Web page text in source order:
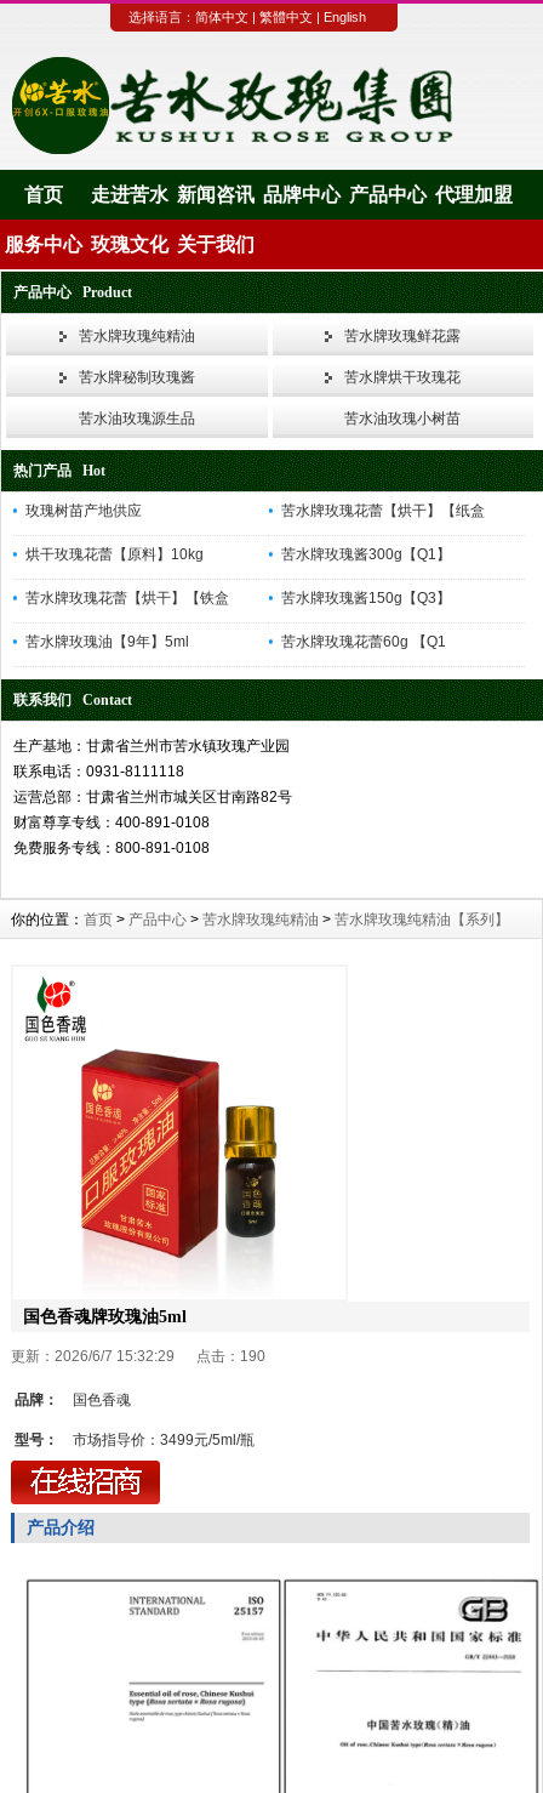
选择语言： 简体中文 | 繁體中文 | English
首页 走进苦水 新闻咨讯 品牌中心 产品中心 代理加盟
服务中心 玫瑰文化 关于我们
产品中心 Product
苦水牌玫瑰纯精油 苦水牌玫瑰鲜花露
苦水牌秘制玫瑰酱 苦水牌烘干玫瑰花
苦水油玫瑰源生品 苦水油玫瑰小树苗
热门产品 Hot
玫瑰树苗产地供应 苦水牌玫瑰花蕾【烘干】【纸盒
烘干玫瑰花蕾【原料】10kg 苦水牌玫瑰酱300g【Q1】
苦水牌玫瑰花蕾【烘干】【铁盒 苦水牌玫瑰酱150g【Q3】
苦水牌玫瑰油【9年】5ml 苦水牌玫瑰花蕾60g 【Q1
联系我们 Contact
生产基地：甘肃省兰州市苦水镇玫瑰产业园
联系电话：0931-8111118
运营总部：甘肃省兰州市城关区甘南路82号
财富尊享专线：400-891-0108
免费服务专线：800-891-0108
你的位置： 首页 > 产品中心 > 苦水牌玫瑰纯精油 > 苦水牌玫瑰纯精油【系列】
国色香魂牌玫瑰油5ml
更新：2026/6/7 15:32:29 点击： 190
品牌： 国色香魂
型号： 市场指导价：3499元/5ml/瓶
产品介绍